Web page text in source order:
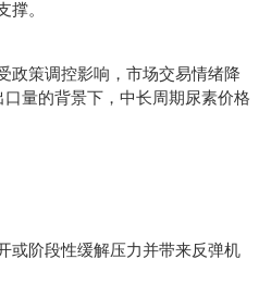
撑。
政策调控影响，市场交易情绪降
量的背景下，中长周期尿素价格
或阶段性缓解压力并带来反弹机